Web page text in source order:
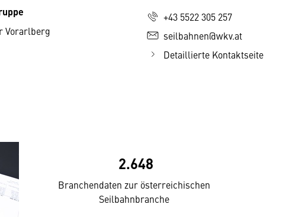
Vorarlberg
+43 5522 305 257
seilbahnen@wkv.at
Detaillierte Kontaktseite
2.648
Branchendaten zur österreichischen
Seilbahnbranche